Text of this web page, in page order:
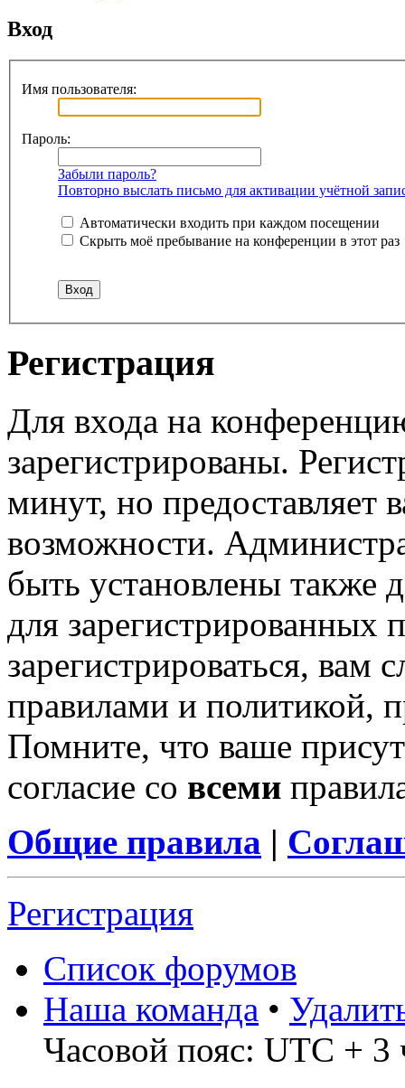
Вход
Имя пользователя:
Пароль:
Забыли пароль?
Повторно выслать письмо для активации учётной
Автоматически входить при каждом посещении
Скрыть моё пребывание на конференции в этот раз
Регистрация
Для входа на
зарегистрированы.
минут, но предоставляет
возможности.
быть установлены также
для зарегистрированных
зарегистрироваться, вам
правилами и политикой,
Помните, что ваше
согласие со всеми
Общие правила |
Регистрация
Список форумов
Наша команда •
Часовой пояс: UTC + 3